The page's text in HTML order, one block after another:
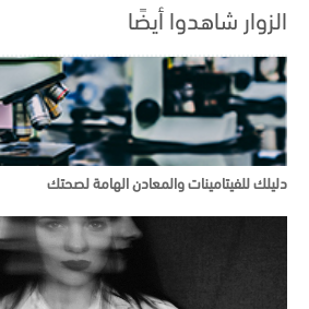
الزوار شاهدوا أيضًا
دليلك للفيتامينات والمعادن الهامة لصحتك